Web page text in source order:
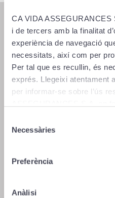
CA VIDA
i de tercers amb la finalitat
experiència de navegació
necessitats, així com per
Per tal que es recullin, és
exprés. Llegeixi atentament
per informar-se sobre l’ús
Necessàries
Preferència
Anàlisi
Su formulario ha sido